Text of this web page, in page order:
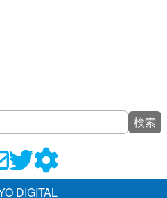
検索
DIGITAL